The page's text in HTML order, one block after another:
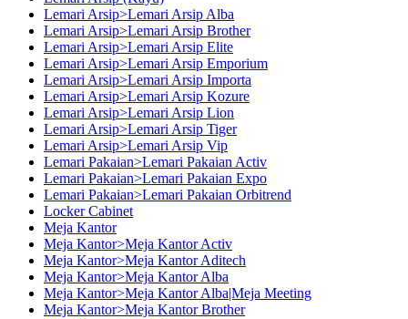
Lemari Arsip>Lemari Arsip Alba
Lemari Arsip>Lemari Arsip Brother
Lemari Arsip>Lemari Arsip Elite
Lemari Arsip>Lemari Arsip Emporium
Lemari Arsip>Lemari Arsip Importa
Lemari Arsip>Lemari Arsip Kozure
Lemari Arsip>Lemari Arsip Lion
Lemari Arsip>Lemari Arsip Tiger
Lemari Arsip>Lemari Arsip Vip
Lemari Pakaian>Lemari Pakaian Activ
Lemari Pakaian>Lemari Pakaian Expo
Lemari Pakaian>Lemari Pakaian Orbitrend
Locker Cabinet
Meja Kantor
Meja Kantor>Meja Kantor Activ
Meja Kantor>Meja Kantor Aditech
Meja Kantor>Meja Kantor Alba
Meja Kantor>Meja Kantor Alba|Meja Meeting
Meja Kantor>Meja Kantor Brother